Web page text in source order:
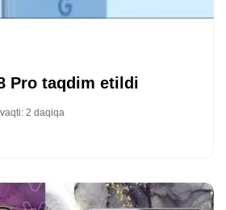
Pro taqdim etildi
2 daqiqa